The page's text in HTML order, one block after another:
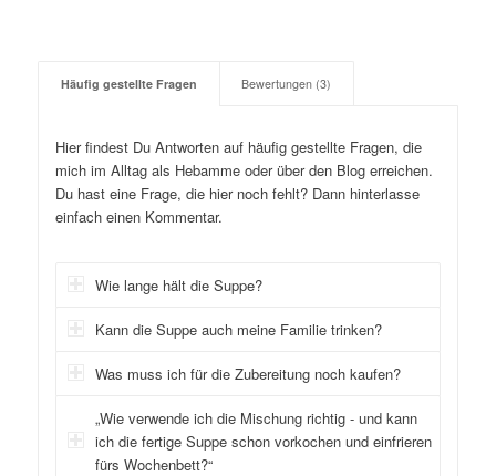
Häufig gestellte Fragen Bewertungen (3)
Hier findest Du Antworten auf häufig gestellte Fragen, die
mich im Alltag als Hebamme oder über den Blog erreichen.
Du hast eine Frage, die hier noch fehlt? Dann hinterlasse
einfach einen Kommentar.
Wie lange hält die Suppe?
Kann die Suppe auch meine Familie trinken?
Was muss ich für die Zubereitung noch kaufen?
„Wie verwende ich die Mischung richtig - und kann
ich die fertige Suppe schon vorkochen und einfrieren
fürs Wochenbett?“